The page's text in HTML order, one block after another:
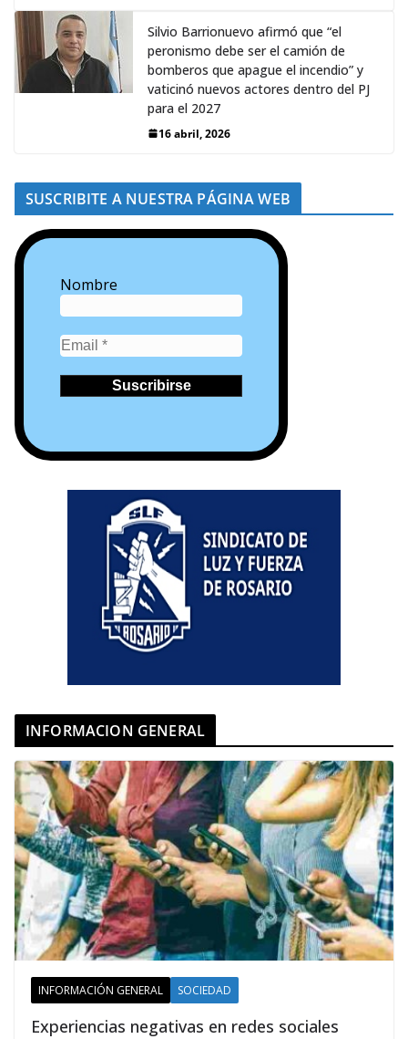
Silvio Barrionuevo afirmó que “el
peronismo debe ser el camión de
bomberos que apague el incendio” y
vaticinó nuevos actores dentro del PJ
para el 2027
16 abril, 2026
SUSCRIBITE A NUESTRA PÁGINA WEB
Nombre
INFORMACION GENERAL
INFORMACIÓN GENERAL SOCIEDAD
Experiencias negativas en redes sociales